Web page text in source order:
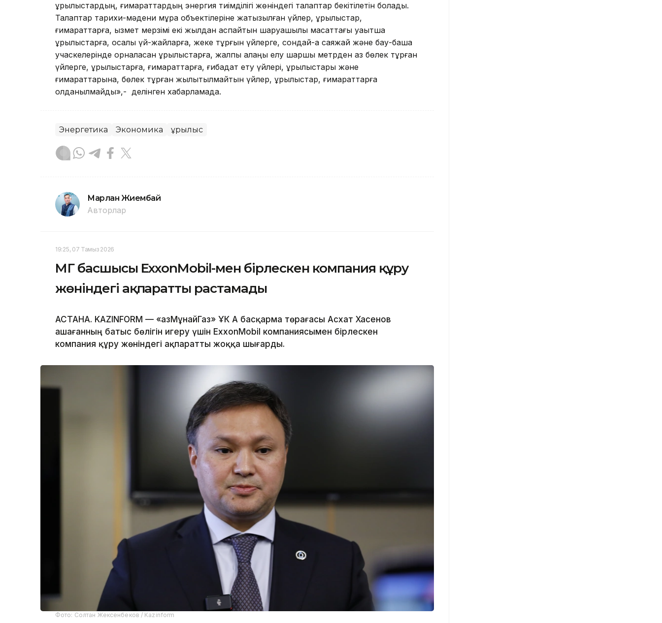
құрылыстардың, ғимараттардың энергия тиімділігі жөніндегі талаптар бекітілетін болады.
Талаптар тарихи-мәдени мұра объектілеріне жатқызылған үйлер, құрылыстар,
ғимараттарға, қызмет мерзімі екі жылдан аспайтын шаруашылық мақсаттағы уақытша
құрылыстарға, қосалқы үй-жайларға, жеке тұрғын үйлерге, сондай-ақ саяжай және бау-бақша
учаскелерінде орналасқан құрылыстарға, жалпы алаңы елу шаршы метрден аз бөлек тұрған
үйлерге, құрылыстарға, ғимараттарға, ғибадат ету үйлері, құрылыстары және
ғимараттарына, бөлек тұрған жылытылмайтын үйлер, құрылыстар, ғимараттарға
қолданылмайды»,- делінген хабарламада.
Энергетика Экономика Құрылыс
Марлан Жиембай
Авторлар
19:25, 07 Тамыз 2026
ҚМГ басшысы ExxonMobil-мен бірлескен компания құру
жөніндегі ақпаратты растамады
АСТАНА. KAZINFORM — «ҚазМұнайГаз» ҰК АҚ басқарма төрағасы Асхат Хасенов
Қашағанның батыс бөлігін игеру үшін ExxonMobil компаниясымен бірлескен
компания құру жөніндегі ақпаратты жоққа шығарды.
Фото: Солтан Жексенбеков / Kazinform